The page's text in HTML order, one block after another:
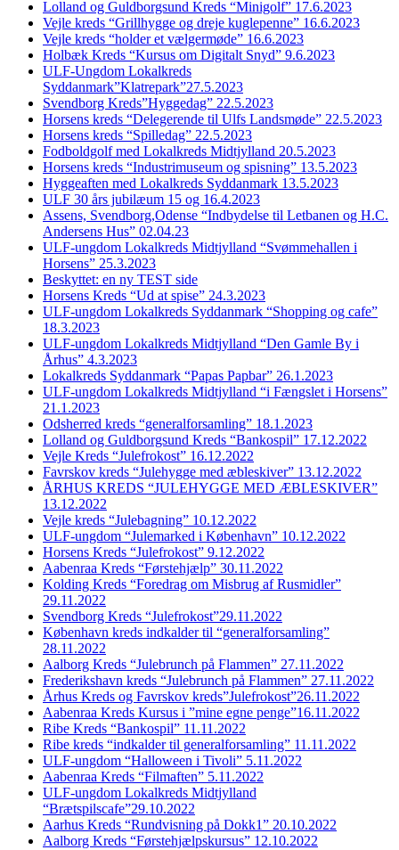
Lolland og Guldborgsund Kreds “Minigolf” 17.6.2023
Vejle kreds “Grillhygge og dreje kuglepenne” 16.6.2023
Vejle kreds “holder et vælgermøde” 16.6.2023
Holbæk Kreds “Kursus om Digitalt Snyd” 9.6.2023
ULF-Ungdom Lokalkreds
Syddanmark”Klatrepark”27.5.2023
Svendborg Kreds”Hyggedag” 22.5.2023
Horsens kreds “Delegerende til Ulfs Landsmøde” 22.5.2023
Horsens kreds “Spilledag” 22.5.2023
Fodboldgolf med Lokalkreds Midtjylland 20.5.2023
Horsens kreds “Industrimuseum og spisning” 13.5.2023
Hyggeaften med Lokalkreds Syddanmark 13.5.2023
ULF 30 års jubilæum 15 og 16.4.2023
Assens, Svendborg,Odense “Indbydelse til Letbanen og H.C.
Andersens Hus” 02.04.23
ULF-ungdom Lokalkreds Midtjylland “Svømmehallen i
Horsens” 25.3.2023
Beskyttet: en ny TEST side
Horsens Kreds “Ud at spise” 24.3.2023
ULF-ungdom Lokalkreds Syddanmark “Shopping og cafe”
18.3.2023
ULF-ungdom Lokalkreds Midtjylland “Den Gamle By i
Århus” 4.3.2023
Lokalkreds Syddanmark “Papas Papbar” 26.1.2023
ULF-ungdom Lokalkreds Midtjylland “i Fængslet i Horsens”
21.1.2023
Odsherred kreds “generalforsamling” 18.1.2023
Lolland og Guldborgsund Kreds “Bankospil” 17.12.2022
Vejle Kreds “Julefrokost” 16.12.2022
Favrskov kreds “Julehygge med æbleskiver” 13.12.2022
ÅRHUS KREDS “JULEHYGGE MED ÆBLESKIVER”
13.12.2022
Vejle kreds “Julebagning” 10.12.2022
ULF-ungdom “Julemarked i København” 10.12.2022
Horsens Kreds “Julefrokost” 9.12.2022
Aabenraa Kreds “Førstehjælp” 30.11.2022
Kolding Kreds “Foredrag om Misbrug af Rusmidler”
29.11.2022
Svendborg Kreds “Julefrokost”29.11.2022
København kreds indkalder til “generalforsamling”
28.11.2022
Aalborg Kreds “Julebrunch på Flammen” 27.11.2022
Frederikshavn kreds “Julebrunch på Flammen” 27.11.2022
Århus Kreds og Favrskov kreds”Julefrokost”26.11.2022
Aabenraa Kreds Kursus i ”mine egne penge”16.11.2022
Ribe Kreds “Bankospil” 11.11.2022
Ribe kreds “indkalder til generalforsamling” 11.11.2022
ULF-ungdom “Halloween i Tivoli” 5.11.2022
Aabenraa Kreds “Filmaften” 5.11.2022
ULF-ungdom Lokalkreds Midtjylland
“Brætspilscafe”29.10.2022
Aarhus Kreds “Rundvisning på Dokk1” 20.10.2022
Aalborg Kreds “Førstehjælpskursus” 12.10.2022